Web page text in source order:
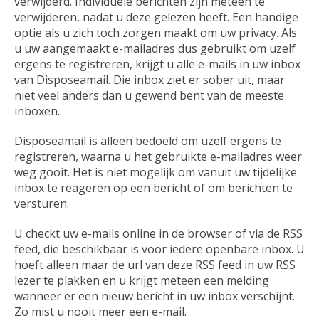
verwijderen, nadat u deze gelezen heeft. Een handige
optie als u zich toch zorgen maakt om uw privacy. Als
u uw aangemaakt e-mailadres dus gebruikt om uzelf
ergens te registreren, krijgt u alle e-mails in uw inbox
van Disposeamail. Die inbox ziet er sober uit, maar
niet veel anders dan u gewend bent van de meeste
inboxen.
Disposeamail is alleen bedoeld om uzelf ergens te
registreren, waarna u het gebruikte e-mailadres weer
weg gooit. Het is niet mogelijk om vanuit uw tijdelijke
inbox te reageren op een bericht of om berichten te
versturen.
U checkt uw e-mails online in de browser of via de RSS
feed, die beschikbaar is voor iedere openbare inbox. U
hoeft alleen maar de url van deze RSS feed in uw RSS
lezer te plakken en u krijgt meteen een melding
wanneer er een nieuw bericht in uw inbox verschijnt.
Zo mist u nooit meer een e-mail.